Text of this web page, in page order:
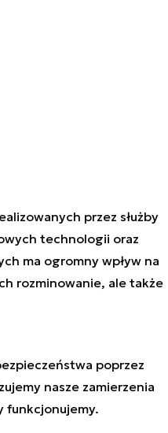
przez służby
technologii oraz
ma ogromny wpływ na
rozminowanie, ale także
poprzez
nasze zamierzenia
funkcjonujemy.